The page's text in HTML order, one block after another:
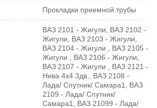
Прокладки приемной трубы
ВАЗ 2101 - Жигули, ВАЗ 2102 -
Жигули, ВАЗ 2103 - Жигули,
ВАЗ 2104 - Жигули , ВАЗ 2105 -
Жигули , ВАЗ 2106 - Жигули,
ВАЗ 2107 - Жигули , ВАЗ 2121 -
Нива 4х4 3дв., ВАЗ 2108 -
Лада/ Спутник/ Самара1, ВАЗ
2109 - Лада/ Спутник/
Самара1, ВАЗ 21099 - Лада/